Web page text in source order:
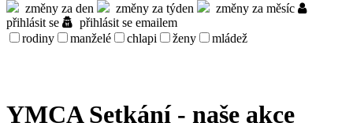
změny za den změny za týden
změny za měsíc
přihlásit se
přihlásit se emailem
rodiny
manželé chlapi ženy mládež
YMCA Setkání - naše akce